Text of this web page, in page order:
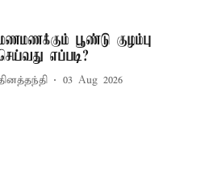
பூண்டு குழம்பு
எப்படி?
03 Aug 2026